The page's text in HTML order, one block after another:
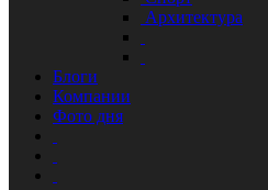
Архитектура
Блоги
Компании
Фото дня